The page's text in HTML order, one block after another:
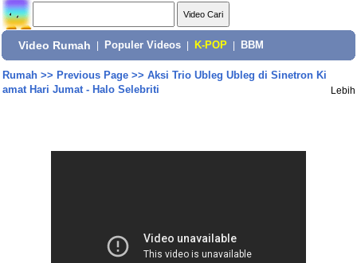
Video Rumah Populer Videos K-POP BBM
Rumah>> Previous Page>> Aksi Trio Ubleg Ubleg di Sinetron Ki
amat Hari Jumat - Halo Selebriti
Lebih